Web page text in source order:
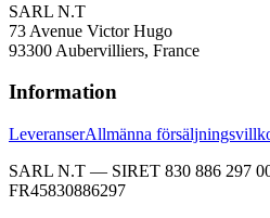
SARL N.T
73 Avenue Victor Hugo
93300 Aubervilliers, France
Information
LeveranserAllmänna
SARL N.T — SIRET 830 886 297
FR45830886297